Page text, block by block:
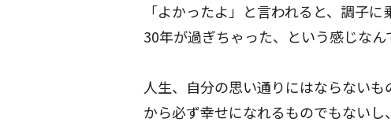
「よかったよ」と言われると、調子
30年が過ぎちゃった、という感じなん
人生、自分の思い通りにはならない
から必ず幸せになれるものでもない